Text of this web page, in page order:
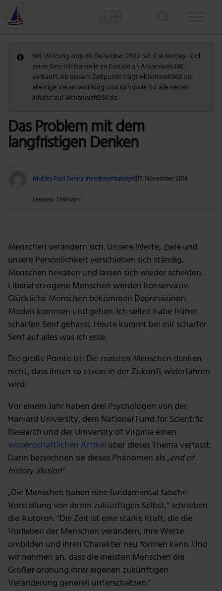
Mit Wirkung zum 29. Dezember 2022 hat The Motley Fool
seine Geschäftsanteile an Fool.de an Aktienwelt360
verkauft. Ab diesem Zeitpunkt trägt Aktienwelt360 die
alleinige Verantwortung und Kontrolle für alle neuen
Inhalte auf Aktienwelt360.de.
Das Problem mit dem
langfristigen Denken
Motley Fool Senior Investmentanalyst17. November 2014
Lesezeit: 7 Minuten
Menschen verändern sich. Unsere Werte, Ziele und
unsere Persönlichkeit verschieben sich ständig.
Menschen heiraten und lassen sich wieder scheiden.
Liberal erzogene Menschen werden konservativ.
Glückliche Menschen bekommen Depressionen.
Moden kommen und gehen. Ich selbst habe früher
scharfen Senf gehasst. Heute kommt bei mir scharfer
Senf auf alles was ich esse.
Die große Pointe ist: Die meisten Menschen denken
nicht, dass ihnen so etwas in der Zukunft widerfahren
wird.
Vor einem Jahr haben drei Psychologen von der
Harvard University, dem National Fund for Scientific
Research und der University of Virginia einen
wissenschaftlichen Artikel über dieses Thema verfasst.
Darin bezeichnen sie dieses Phänomen als „end of
history illusion“.
„Die Menschen haben eine fundamental falsche
Vorstellung von ihrem zukünftigen Selbst,” schrieben
die Autoren. “Die Zeit ist eine starke Kraft, die die
Vorlieben der Menschen verändern, ihre Werte
umbilden und ihren Charakter neu formen kann. Und
wir nehmen an, dass die meisten Menschen die
Größenordnung ihrer eigenen zukünftigen
Veränderung generell unterschätzen.“